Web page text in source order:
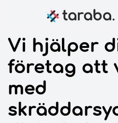
Vi hjälper
företag att
med